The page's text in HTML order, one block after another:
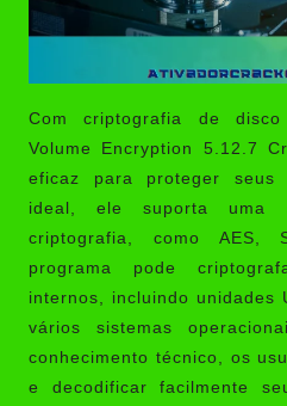
Com criptografia de
Volume Encryption 5.12.7
eficaz para proteger seus
ideal, ele suporta uma
criptografia, como AES,
programa pode
internos, incluindo unidades
vários sistemas
conhecimento técnico, os
e decodificar facilmente